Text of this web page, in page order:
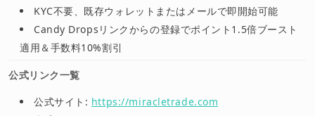
KYC不要、既存ウォレットまたはメールで即開始可能
Candy Dropsリンクからの登録でポイント1.5倍ブースト
適用＆手数料10%割引
公式リンク一覧
公式サイト: https://miracletrade.com